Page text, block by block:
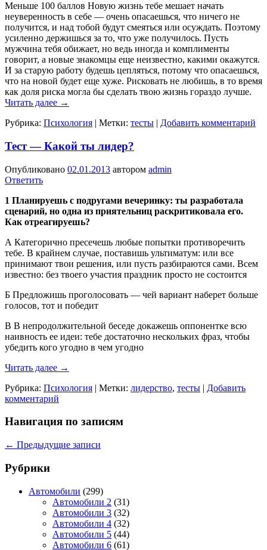
Меньше 100 баллов Новую жизнь тебе мешает начать
неуверенность в себе — очень опасаешься, что ничего не
получится, и над тобой будут смеяться или осуждать. Поэтому
усиленно держишься за то, что уже получилось. Пусть
мужчина тебя обижает, но ведь иногда и комплименты
говорит, а новые знакомцы еще неизвестно, какими окажутся.
И за старую работу будешь цепляться, потому что опасаешься,
что на новой будет еще хуже. Рисковать не любишь, в то время
как доля риска могла бы сделать твою жизнь гораздо лучше.
Читать далее →
Рубрика: Психология | Метки: тесты | Добавить комментарий
Тест — Какой ты лидер?
Опубликовано 02.01.2013 автором admin
Ответить
1 Планируешь с подругами вечеринку: ты разработала
сценарий, но одна из приятельниц раскритиковала его.
Как отреагируешь?
А Категорично пресечешь любые попытки противоречить
тебе. В крайнем случае, поставишь ультиматум: или все
принимают твои решения, или пусть разбираются сами. Всем
известно: без твоего участия праздник просто не состоится
Б Предложишь проголосовать — чей вариант наберет больше
голосов, тот и победит
В В непродолжительной беседе докажешь оппонентке всю
наивность ее идеи: тебе достаточно нескольких фраз, чтобы
убедить кого угодно в чем угодно
Читать далее →
Рубрика: Психология | Метки: лидерство, тесты | Добавить
комментарий
Навигация по записям
← Предыдущие записи
Рубрики
Автомобили (299)
Автомобили 2 (31)
Автомобили 3 (32)
Автомобили 4 (32)
Автомобили 5 (44)
Автомобили 6 (61)